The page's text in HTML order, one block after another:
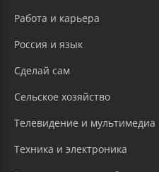
Работа и карьера
Россия и язык
Сделай сам
Сельское хозяйство
Телевидение и мультимедиа
Техника и электроника